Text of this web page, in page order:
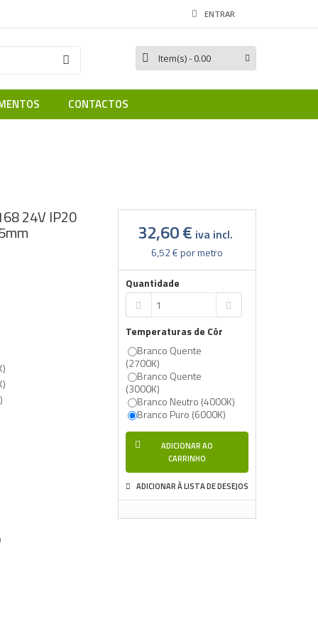
ENTRAR
Item(s)- 0.00
CONTACTOS
24V IP20
32,60 € iva incl.
6,52 €por metro
Quantidade
Temperaturas de Côr
Branco Quente
(2700K)
Branco Quente
(3000K)
Branco Neutro (4000K)
Branco Puro (6000K)
ADICIONAR AO
CARRINHO
ADICIONAR À LISTA DE DESEJOS